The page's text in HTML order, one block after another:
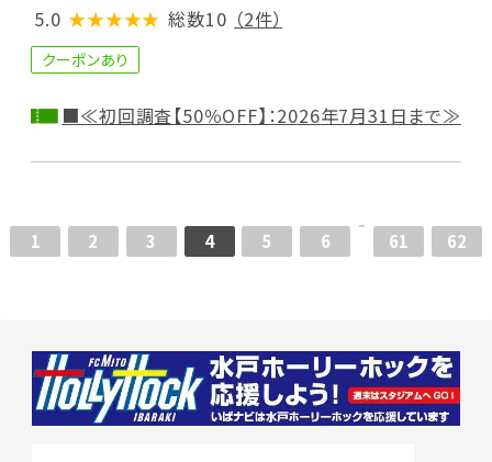
5.0 ★★★★★ 総数10 （2件）
クーポンあり
■≪初回調査【50％OFF】：2026年7月31日まで≫
1 2 3 4 5 6 61 62